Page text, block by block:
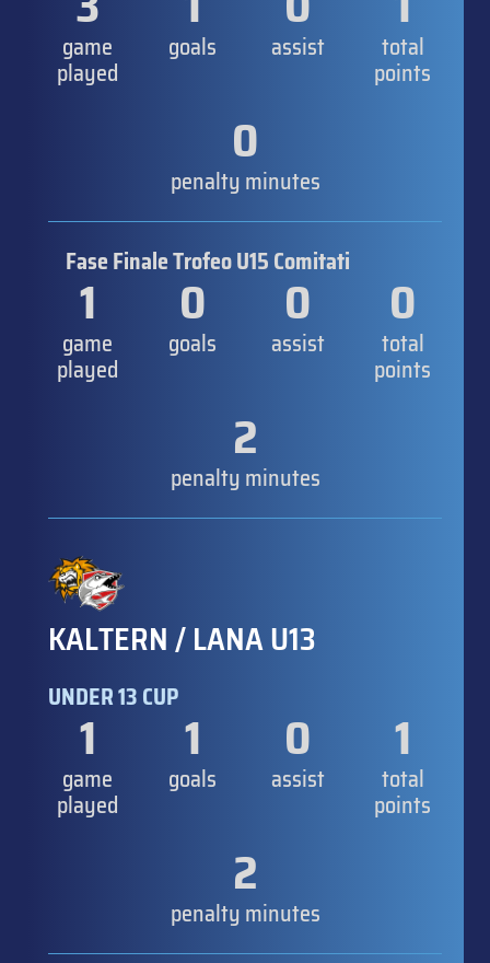
game
played
goals assist total
points
0
penalty minutes
Fase Finale Trofeo U15 Comitati
1
game
played
0
goals
0
assist
0
total
points
2
penalty minutes
KALTERN / LANA U13
UNDER 13 CUP
1
game
played
1
goals
0
assist
1
total
points
2
penalty minutes